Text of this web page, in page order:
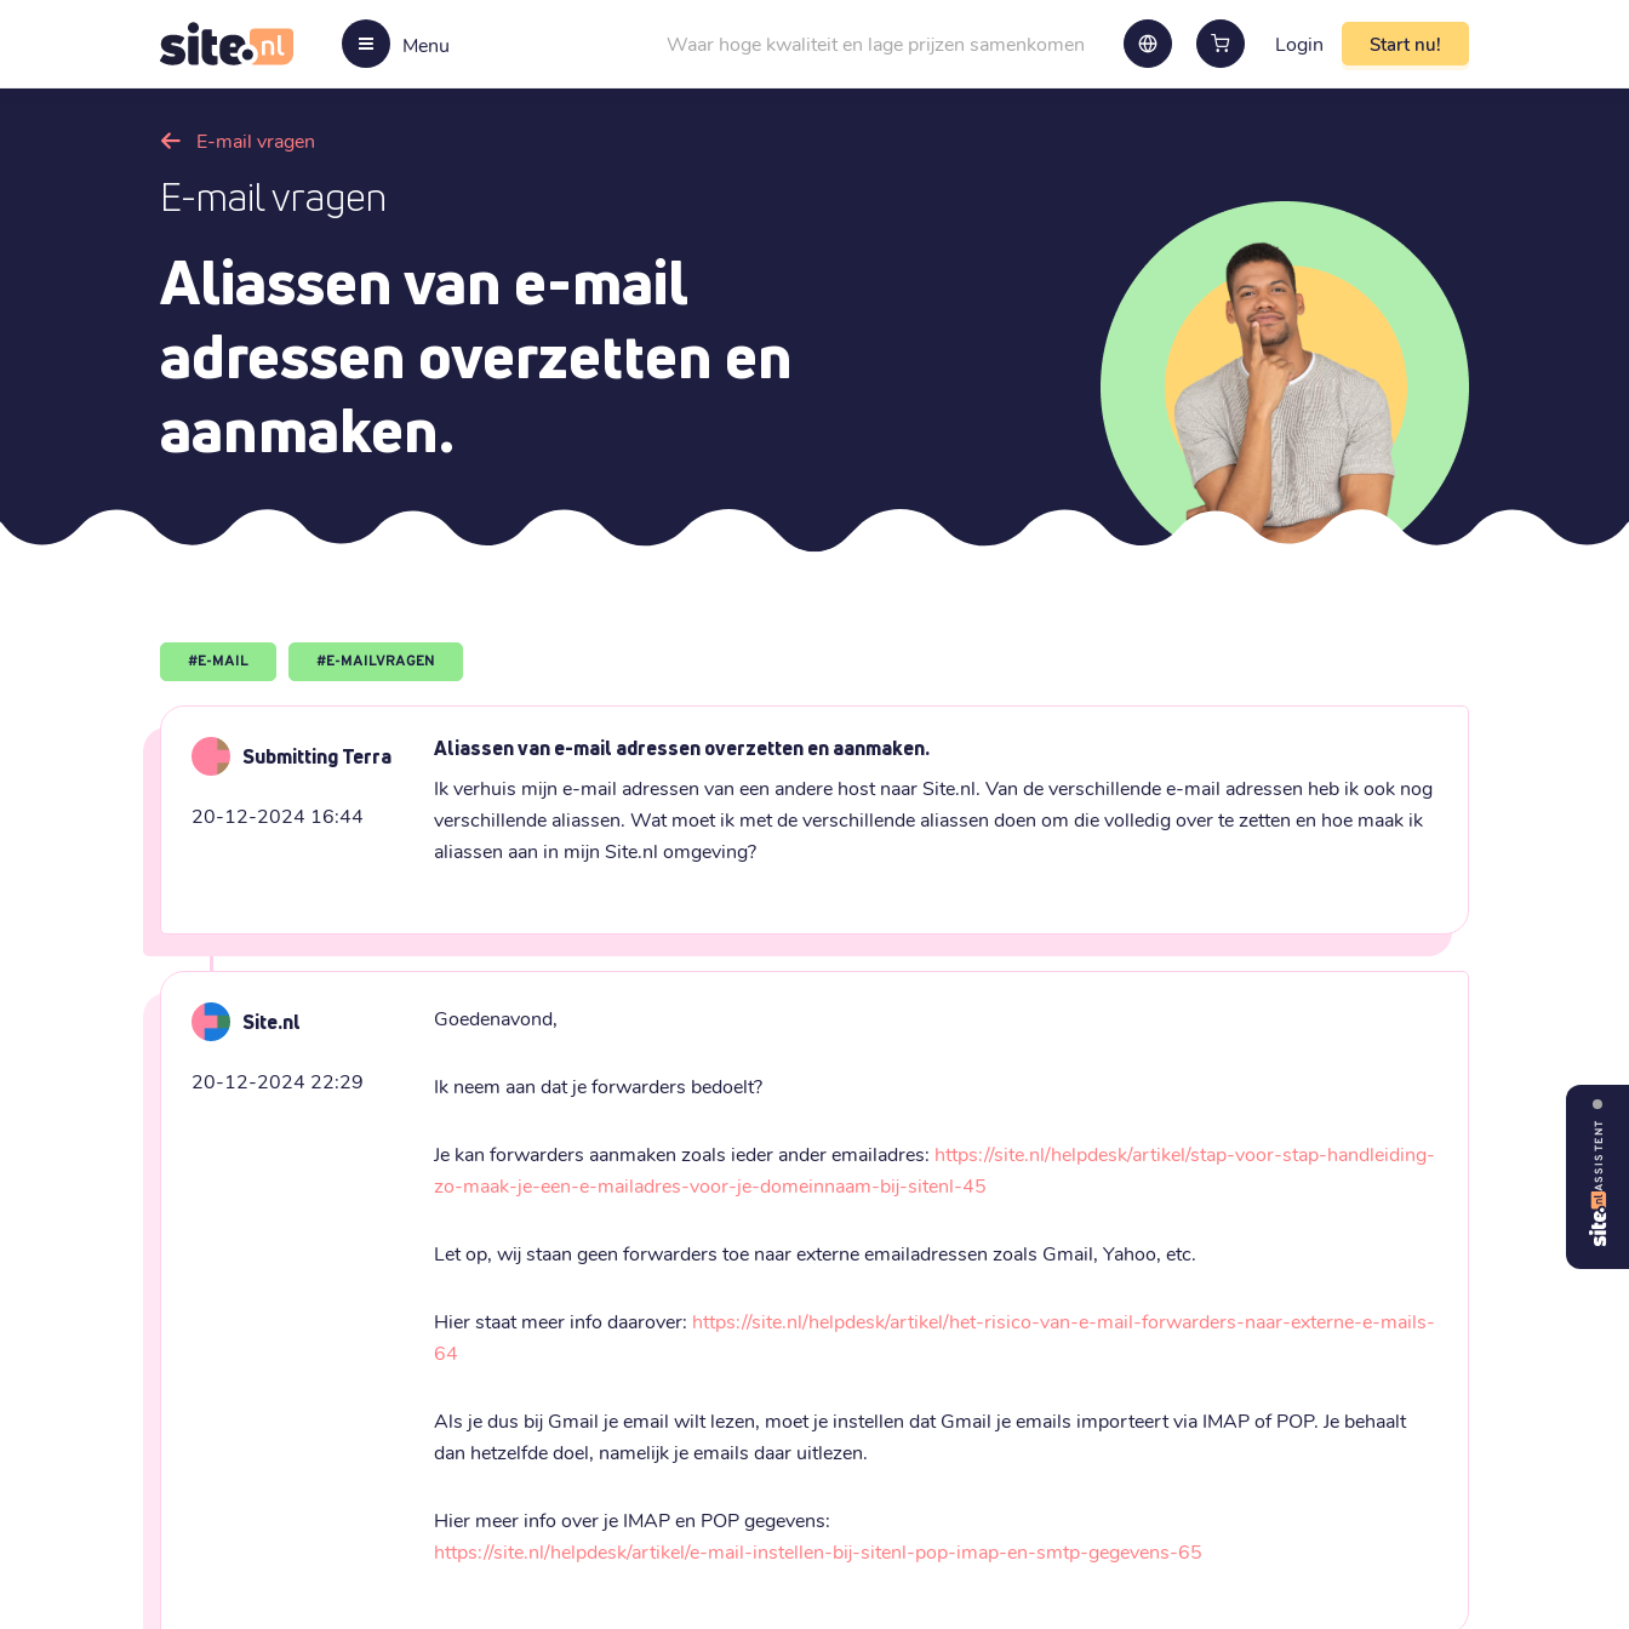
Menu Waar hoge kwaliteit en lage prijzen samenkomen Login Start nu!
E-mail vragen
E-mail vragen
Aliassen van e-mail
adressen overzetten en
aanmaken.
#E-MAIL #E-MAILVRAGEN
Submitting Terra
20-12-2024 16:44
Aliassen van e-mail adressen overzetten en aanmaken.
Ik verhuis mijn e-mail adressen van een andere host naar Site.nl. Van de verschillende e-mail adressen heb ik ook nog
verschillende aliassen. Wat moet ik met de verschillende aliassen doen om die volledig over te zetten en hoe maak ik
aliassen aan in mijn Site.nl omgeving?
Site.nl
20-12-2024 22:29
Goedenavond,
Ik neem aan dat je forwarders bedoelt?
Je kan forwarders aanmaken zoals ieder ander emailadres: https://site.nl/helpdesk/artikel/stap-voor-stap-handleiding-
zo-maak-je-een-e-mailadres-voor-je-domeinnaam-bij-sitenl-45
Let op, wij staan geen forwarders toe naar externe emailadressen zoals Gmail, Yahoo, etc.
Hier staat meer info daarover: https://site.nl/helpdesk/artikel/het-risico-van-e-mail-forwarders-naar-externe-e-mails-
64
Als je dus bij Gmail je email wilt lezen, moet je instellen dat Gmail je emails importeert via IMAP of POP. Je behaalt
dan hetzelfde doel, namelijk je emails daar uitlezen.
https://site.nl/helpdesk/artikel/e-mail-instellen-bij-sitenl-pop-imap-en-smtp-gegevens-65
ASSISTENT